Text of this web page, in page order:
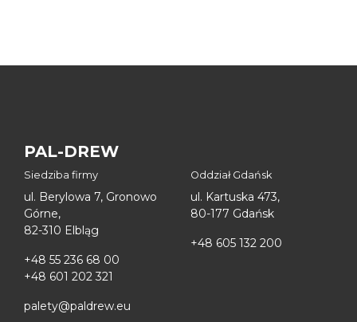
PAL-DREW
Siedziba firmy
ul. Berylowa 7, Gronowo
Górne,
82-310 Elbląg
+48 55 236 68 00
+48 601 202 321
palety@paldrew.eu
Oddział Gdańsk
ul. Kartuska 473,
80-177 Gdańsk
+48 605 132 200